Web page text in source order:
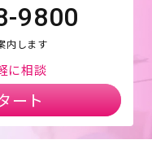
9800
内します
に相談
ート